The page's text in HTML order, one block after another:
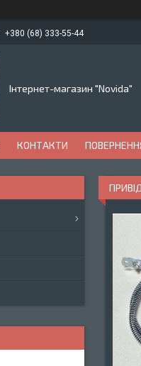
+380 (68) 333-55-44
Інтернет-магазин "Novida"
КОНТАКТИ